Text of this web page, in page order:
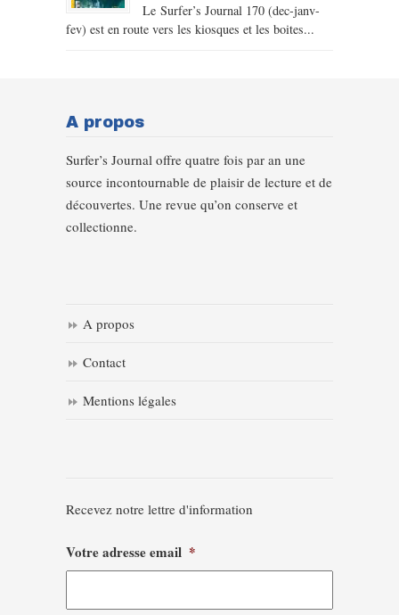
Le Surfer’s Journal 170 (dec-janv-
fev) est en route vers les kiosques et les boites...
A propos
Surfer’s Journal offre quatre fois par an une
source incontournable de plaisir de lecture et de
découvertes. Une revue qu’on conserve et
collectionne.
A propos
Contact
Mentions légales
Recevez notre lettre d'information
Votre adresse email *